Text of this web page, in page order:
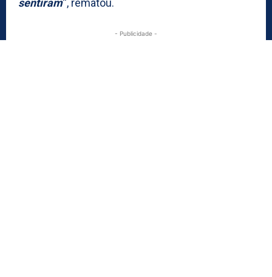
sentiram“, rematou.
- Publicidade -